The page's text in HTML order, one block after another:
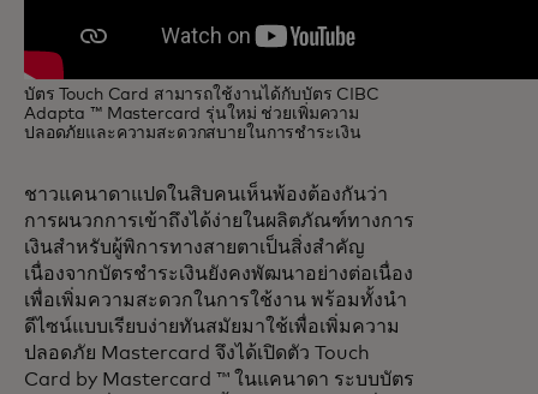
บัตร Touch Card สามารถใช้งานได้กับบัตร CIBC
Adapta ™ Mastercard รุ่นใหม่ ช่วยเพิ่มความ
ปลอดภัยและความสะดวกสบายในการชำระเงิน
ชาวแคนาดาแปดในสิบคนเห็นพ้องต้องกันว่า
การผนวกการเข้าถึงได้ง่ายในผลิตภัณฑ์ทางการ
เงินสำหรับผู้พิการทางสายตาเป็นสิ่งสำคัญ
เนื่องจากบัตรชำระเงินยังคงพัฒนาอย่างต่อเนื่อง
เพื่อเพิ่มความสะดวกในการใช้งาน พร้อมทั้งนำ
ดีไซน์แบบเรียบง่ายทันสมัยมาใช้เพื่อเพิ่มความ
ปลอดภัย Mastercard จึงได้เปิดตัว Touch
Card by Mastercard ™ ในแคนาดา ระบบบัตร